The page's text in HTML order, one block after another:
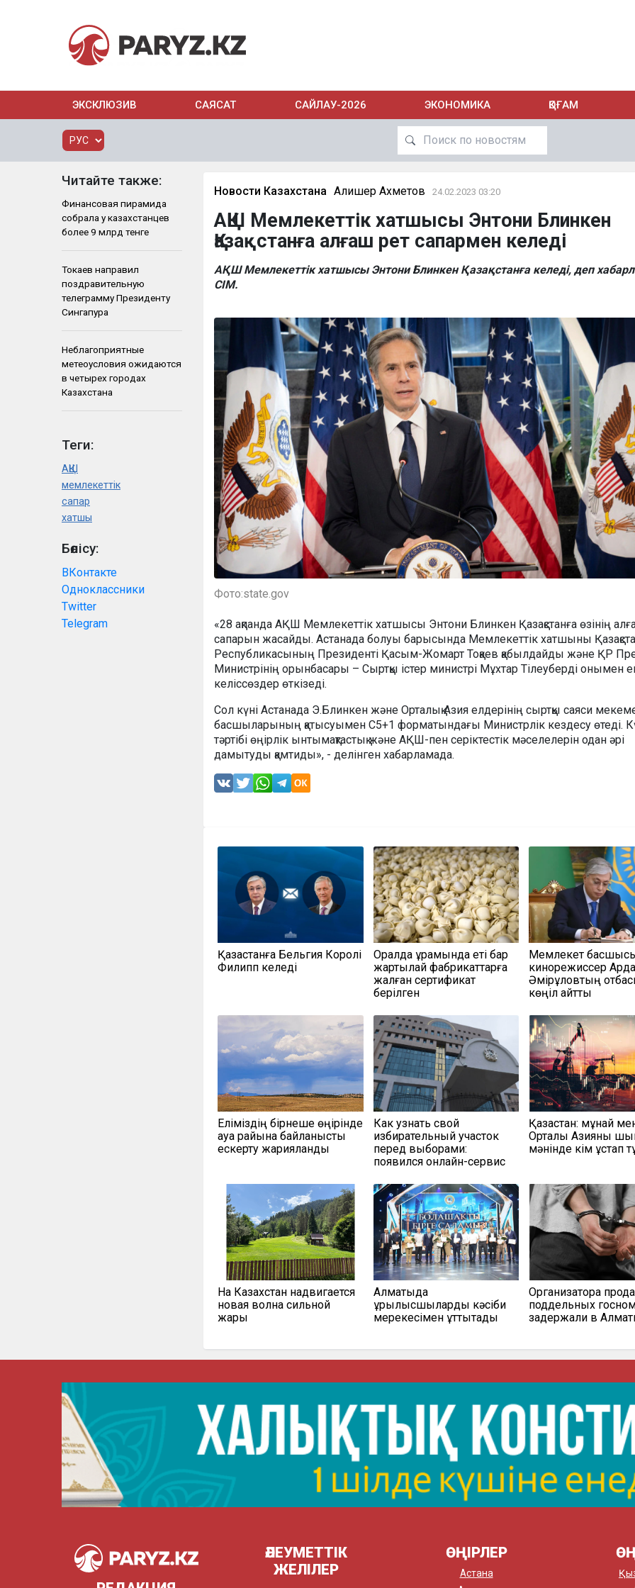
ЭКСКЛЮЗИВ САЯСАТ САЙЛАУ-2026 ЭКОНОМИКА ҚОҒАМ
Читайте также:
Финансовая пирамида
собрала у казахстанцев
более 9 млрд тенге
Токаев направил
поздравительную
телеграмму Президенту
Сингапура
Неблагоприятные
метеоусловия ожидаются
в четырех городах
Казахстана
Теги:
АҚШ
мемлекеттік
сапар
хатшы
Бөлісу:
ВКонтакте
Одноклассники
Twitter
Telegram
Новости Казахстана Алишер Ахметов 24.02.2023 03:20
АҚШ Мемлекеттік хатшысы Энтони Блинкен
Қазақстанға алғаш рет сапармен келеді
АҚШ Мемлекеттік хатшысы Энтони Блинкен Қазақстанға келеді, деп
СІМ.
Фото:state.gov
«28 ақпанда АҚШ Мемлекеттік хатшысы Энтони Блинкен Қазақстанға өзінің
сапарын жасайды. Астанада болуы барысында Мемлекеттік хатшыны
Республикасының Президенті Қасым-Жомарт Тоқаев қабылдайды және ҚР
Министрінің орынбасары – Сыртқы істер министрі Мұхтар Тілеуберді онымен
келіссөздер өткізеді.
Сол күні Астанада Э.Блинкен және Орталық Азия елдерінің сыртқы саяси
басшыларының қатысуымен С5+1 форматындағы Министрлік кездесу өтеді.
тәртібі өңірлік ынтымақтастық және АҚШ-пен серіктестік мәселелерін одан әрі
дамытуды қамтиды», - делінген хабарламада.
Қазақстанға Бельгия Королі
Филипп келеді
Оралда құрамында еті бар
жартылай фабрикаттарға
жалған сертификат
берілген
Мемлекет
кинорежиссер Ардақ
Әмірқұловтың
көңіл айтты
Еліміздің бірнеше өңірінде
ауа райына байланысты
ескерту жарияланды
Как узнать свой
избирательный участок
перед выборами:
появился онлайн-сервис
Қазақстан: мұнай
Орталық Азияны
мәнінде кім ұстап
На Казахстан надвигается
новая волна сильной
жары
Алматыда
құрылысшыларды кәсіби
мерекесімен құттықтады
Организатора
поддельных
задержали в
ӘЛЕУМЕТТІК
ЖЕЛІЛЕР
ӨҢІРЛЕР
Астана